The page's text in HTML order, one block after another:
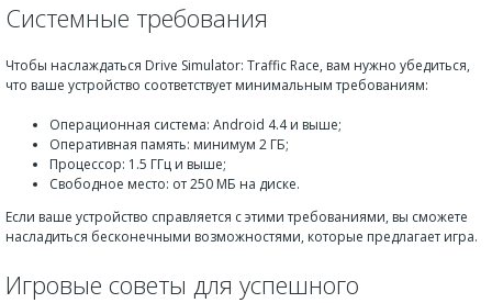
Системные требования
Чтобы наслаждаться Drive Simulator: Traffic Race, вам нужно убедиться,
что ваше устройство соответствует минимальным требованиям:
Операционная система: Android 4.4 и выше;
Оперативная память: минимум 2 ГБ;
Процессор: 1.5 ГГц и выше;
Свободное место: от 250 МБ на диске.
Если ваше устройство справляется с этими требованиями, вы сможете
насладиться бесконечными возможностями, которые предлагает игра.
Игровые советы для успешного